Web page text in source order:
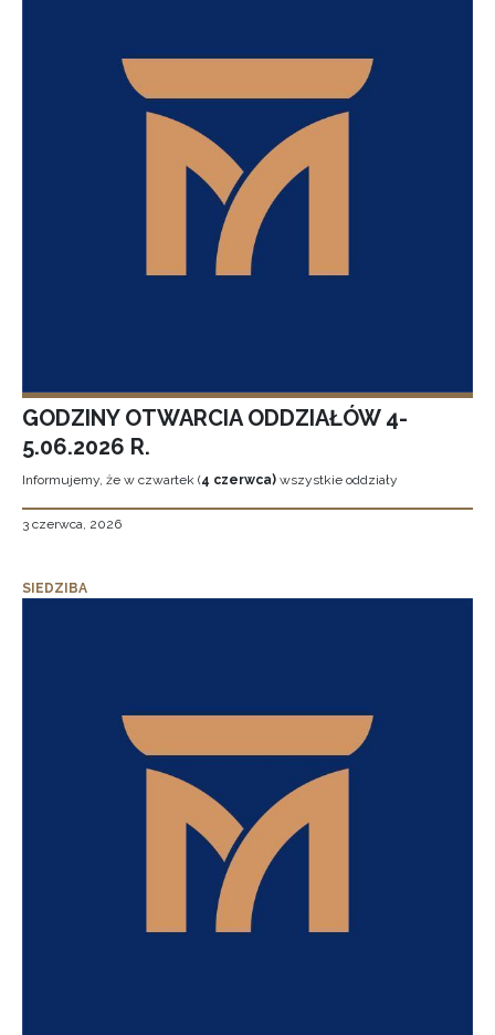
GODZINY OTWARCIA ODDZIAŁÓW 4-
5.06.2026 R.
Informujemy, że w czwartek (4 czerwca) wszystkie oddziały
3 czerwca, 2026
SIEDZIBA